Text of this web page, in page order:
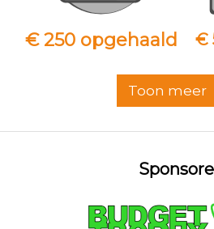
€ 250 opgehaald €
Toon meer